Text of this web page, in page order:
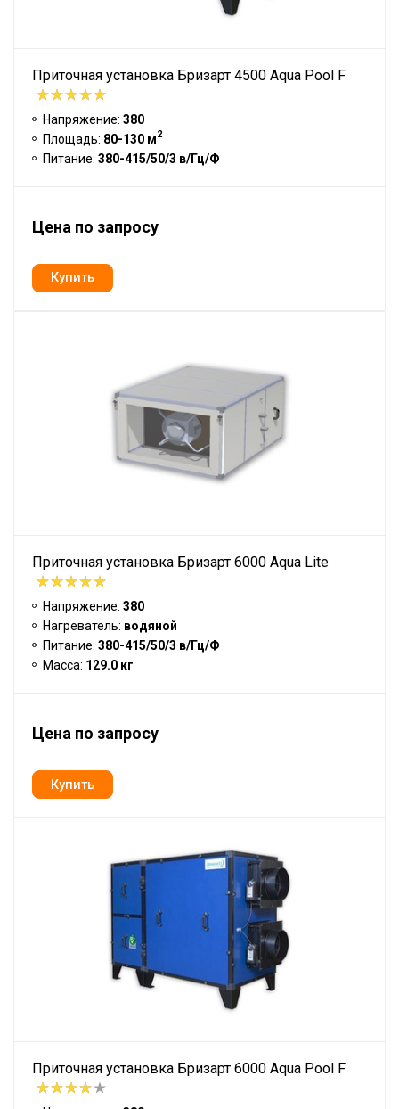
Приточная установка Бризарт 4500 Aqua Pool F
Напряжение: 380
Площадь: 80-130 м2
Питание: 380-415/50/3 в/Гц/Ф
Цена по запросу
Приточная установка Бризарт 6000 Aqua Lite
Напряжение: 380
Нагреватель: водяной
Питание: 380-415/50/3 в/Гц/Ф
Масса: 129.0 кг
Цена по запросу
Приточная установка Бризарт 6000 Aqua Pool F